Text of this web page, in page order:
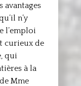
avantages
n’y
l’emploi
curieux de
qui
à la
Mme